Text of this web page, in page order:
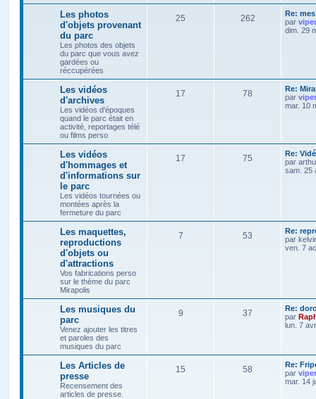
Les photos
d'objets provenant
du parc
Les photos des objets
du parc que vous avez
gardées ou
réccupérées
25 262
Re:
par
dim. 29
Les vidéos
d'archives
Les vidéos d'époques
quand le parc était en
activité, reportages télé
ou films perso
17 78
Re:
par
mar. 10
Les vidéos
d'hommages et
d'informations sur
le parc
Les vidéos tournées ou
montées après la
fermeture du parc
17 75
Re:
par
sam. 25
Les maquettes,
reproductions
d'objets ou
d'attractions
Vos fabrications perso
sur le thème du parc
Mirapolis
7 53
Re:
par
ven. 7
Les musiques du
parc
Venez ajouter les titres
et paroles des
musiques du parc
9 37
Re:
par
lun. 7
Les Articles de
presse
Recensement des
articles de presse.
15 58
Re:
par
mar. 14